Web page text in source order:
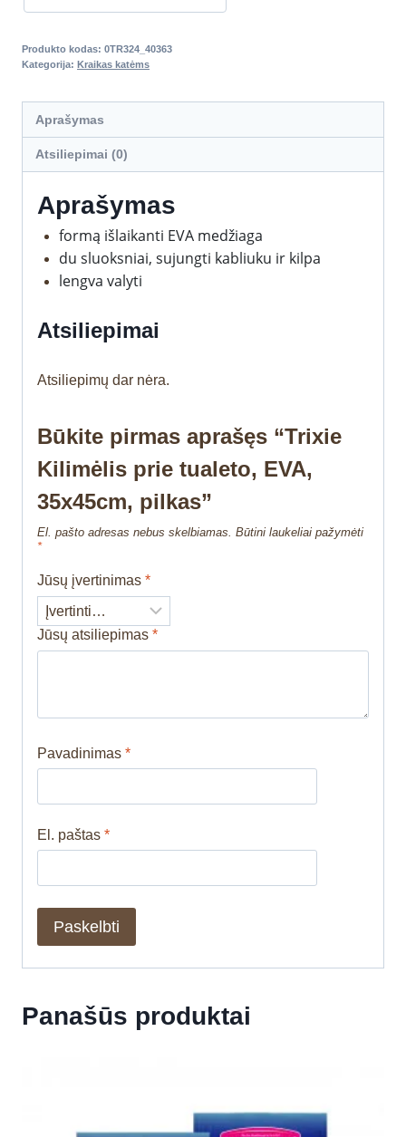
Produkto kodas: 0TR324_40363
Kategorija: Kraikas katėms
Aprašymas
Atsiliepimai (0)
Aprašymas
formą išlaikanti EVA medžiaga
du sluoksniai, sujungti kabliuku ir kilpa
lengva valyti
Atsiliepimai
Atsiliepimų dar nėra.
Būkite pirmas aprašęs “Trixie
Kilimėlis prie tualeto, EVA,
35x45cm, pilkas”
El. pašto adresas nebus skelbiamas. Būtini laukeliai pažymėti
*
Jūsų įvertinimas *
Jūsų atsiliepimas *
Pavadinimas *
El. paštas *
Panašūs produktai